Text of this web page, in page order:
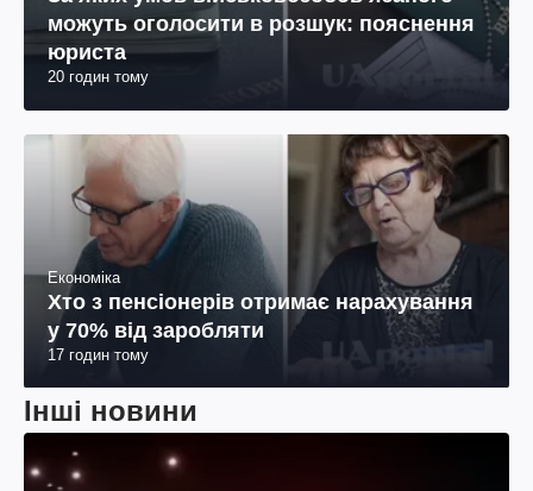
можуть оголосити в розшук: пояснення
юриста
20 годин тому
Економіка
Хто з пенсіонерів отримає нарахування
у 70% від заробляти
17 годин тому
Інші новини